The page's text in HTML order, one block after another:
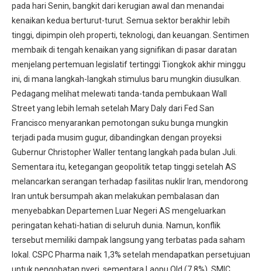
pada hari Senin, bangkit dari kerugian awal dan menandai
kenaikan kedua berturut-turut. Semua sektor berakhir lebih
tinggi, dipimpin oleh properti, teknologi, dan keuangan. Sentimen
membaik di tengah kenaikan yang signifikan di pasar daratan
menjelang pertemuan legislatif tertinggi Tiongkok akhir minggu
ini, di mana langkah-langkah stimulus baru mungkin diusulkan.
Pedagang melihat melewati tanda-tanda pembukaan Wall
Street yang lebih lemah setelah Mary Daly dari Fed San
Francisco menyarankan pemotongan suku bunga mungkin
terjadi pada musim gugur, dibandingkan dengan proyeksi
Gubernur Christopher Waller tentang langkah pada bulan Juli.
Sementara itu, ketegangan geopolitik tetap tinggi setelah AS
melancarkan serangan terhadap fasilitas nuklir Iran, mendorong
Iran untuk bersumpah akan melakukan pembalasan dan
menyebabkan Departemen Luar Negeri AS mengeluarkan
peringatan kehati-hatian di seluruh dunia. Namun, konflik
tersebut memiliki dampak langsung yang terbatas pada saham
lokal. CSPC Pharma naik 1,3% setelah mendapatkan persetujuan